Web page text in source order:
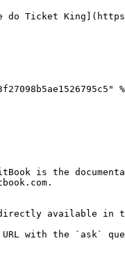
do Ticket
is the
available in
URL with the `ask`